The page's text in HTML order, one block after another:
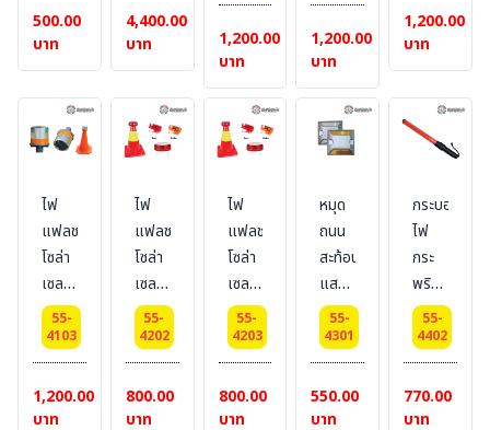
: ขาว/
แดง
BESTSAFE
500.00
บาท
4,400.00
บาท
ทรง
กลม
ใหญ่
สี
แดง
1,200.00
บาท
ทรง
กลม
ใหญ่
สี
เหลือง
1,200.00
บาท
กรวย
จราจร
(ราคา
ไม่
รวม
กรวย
สี :
แดง
1,200.00
บาท
ไฟ
แฟลช
โซล่า
เซลล์
3 นิ้ว
สำหรับ
ติด
กรวย
จราจร
55-
4103
1,200.00
บาท
ไฟ
แฟลช
โซล่า
เซลล์
1 นิ้ว
x 3
นิ้ว
สำหรับ
ติด
55-
4202
800.00
บาท
ไฟ
แฟลช
โซล่า
เซลล์
1 นิ้ว
x 3
นิ้ว
สำหรับ
ติด
55-
4203
800.00
บาท
หมุด
ถนน
สะท้อน
แสง
(สีขาว
และสี
เหลือง
ราคา
เท่า
55-
4301
550.00
บาท
กระบอง
ไฟ
กระ
พริบ
3
จังหวะ
55-
4402
770.00
บาท